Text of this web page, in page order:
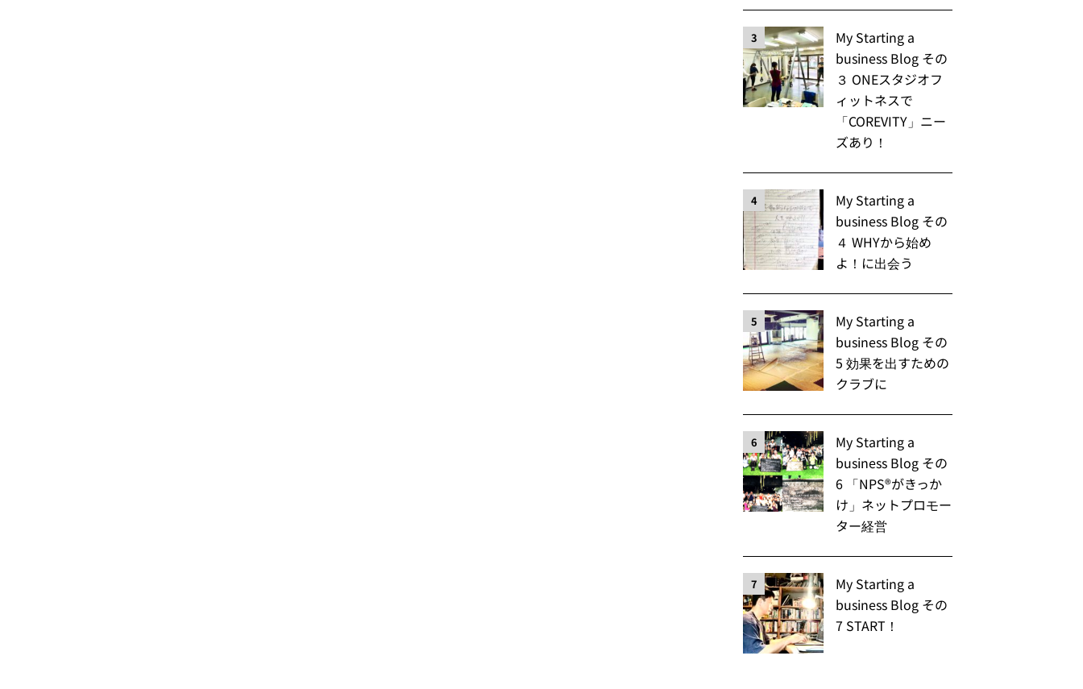
3
My Starting a
business Blog その
３ ONEスタジオフ
ィットネスで
「COREVITY」ニー
ズあり！
4
My Starting a
business Blog その
４ WHYから始め
よ！に出会う
5
My Starting a
business Blog その
5 効果を出すための
クラブに
6
My Starting a
business Blog その
6 「NPS®️がきっか
け」ネットプロモー
ター経営
7
My Starting a
business Blog その
7 START！